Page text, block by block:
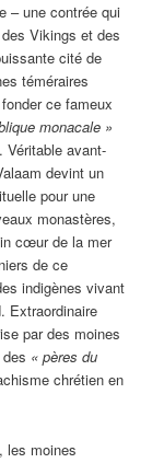
– une contrée qui
Vikings et des
cité de
téméraires
ce fameux
monacale »
Véritable avant-
devint un
pour une
monastères,
cœur de la mer
de ce
indigènes vivant
Extraordinaire
par des moines
« pères du
chrétien en
les moines